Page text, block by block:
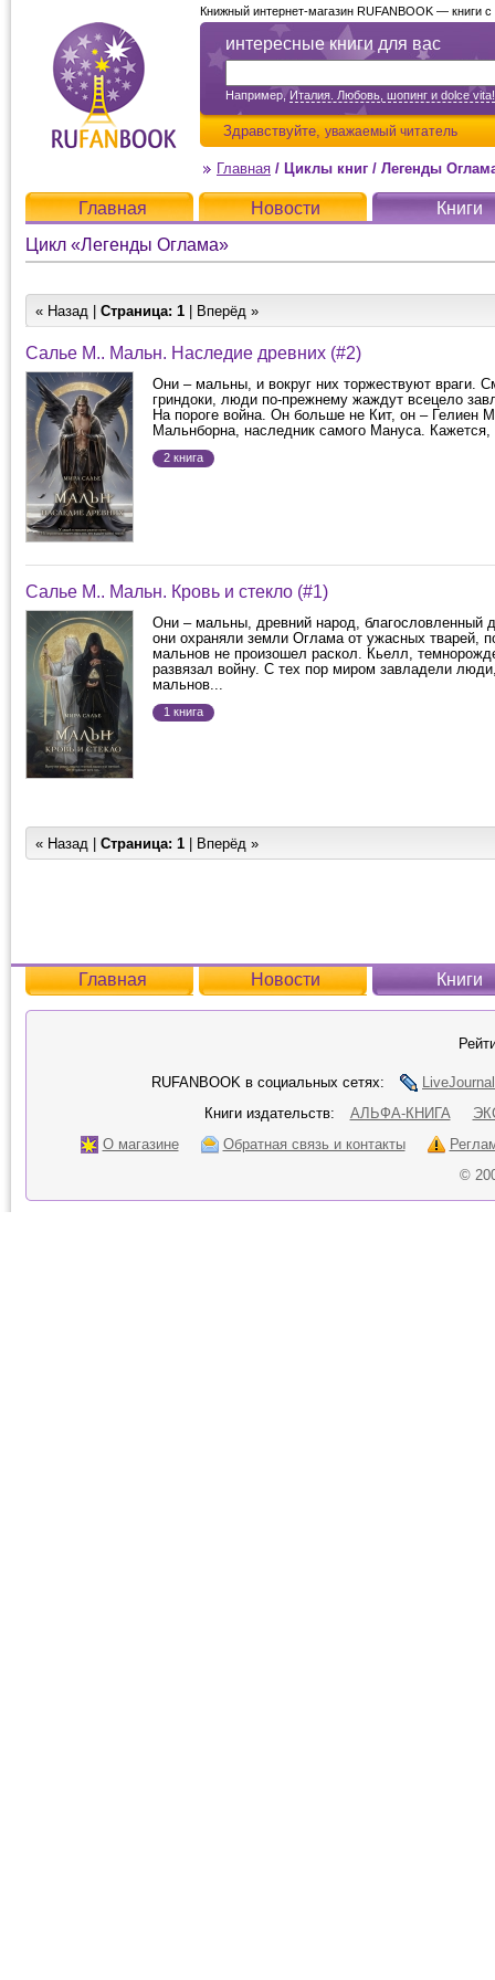
интересные книги для вас
Например,Италия. Любовь, шопинг и dolce vita!
Здравствуйте, уважаемый читатель
Книжный интернет-магазин RUFANBOOK — книги
Главная / Циклы книг / Легенды
Главная Новости
Книги
Цикл «Легенды Оглама»
« Назад | Страница: 1 | Вперёд »
Салье М.. Мальн. Наследие древних (#2)
Они – мальны, и вокруг них торжествуют враги.
гриндоки, люди по-прежнему жаждут всецело
На пороге война. Он больше не Кит, он – Гелиен
Мальнборна, наследник самого Мануса. Кажется,
2 книга
Салье М.. Мальн. Кровь и стекло (#1)
Они – мальны, древний народ, благословленный
они охраняли земли Оглама от ужасных тварей,
мальнов не произошел раскол. Кьелл,
развязал войну. С тех пор миром завладели
мальнов...
1 книга
« Назад | Страница: 1 | Вперёд »
Главная Новости Книги
RUFANBOOK в социальных сетях:
LiveJournal
Книги издательств:
АЛЬФА-КНИГА
О магазине
Обратная связь и контакты
©